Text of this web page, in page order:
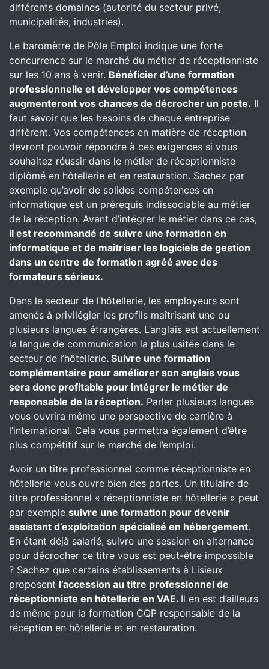
différents domaines (autorité du secteur privé,
municipalités, industries).
Le baromètre de Pôle Emploi indique une forte
concurrence sur le marché du métier de réceptionniste
sur les 10 ans à venir. Bénéficier d’une formation
professionnelle et développer vos compétences
augmenteront vos chances de décrocher un poste. Il
faut savoir que les besoins de chaque entreprise
diffèrent. Vos compétences en matière de réception
devront pouvoir répondre à ces exigences si vous
souhaitez réussir dans le métier de réceptionniste
diplômé en hôtellerie et en restauration. Sachez par
exemple qu’avoir de solides compétences en
informatique est un prérequis indissociable au métier
de la réception. Avant d’intégrer le métier dans ce cas,
il est recommandé de suivre une formation en
informatique et de maitriser les logiciels de gestion
dans un centre de formation agréé avec des
formateurs sérieux.
Dans le secteur de l’hôtellerie, les employeurs sont
amenés à privilégier les profils maîtrisant une ou
plusieurs langues étrangères. L’anglais est actuellement
la langue de communication la plus usitée dans le
secteur de l’hôtellerie. Suivre une formation
complémentaire pour améliorer son anglais vous
sera donc profitable pour intégrer le métier de
responsable de la réception. Parler plusieurs langues
vous ouvrira même une perspective de carrière à
l’international. Cela vous permettra également d’être
plus compétitif sur le marché de l’emploi.
Avoir un titre professionnel comme réceptionniste en
hôtellerie vous ouvre bien des portes. Un titulaire de
titre professionnel « réceptionniste en hôtellerie » peut
par exemple suivre une formation pour devenir
assistant d’exploitation spécialisé en hébergement.
En étant déjà salarié, suivre une session en alternance
pour décrocher ce titre vous est peut-être impossible
? Sachez que certains établissements à Lisieux
proposent l’accession au titre professionnel de
réceptionniste en hôtellerie en VAE. Il en est d’ailleurs
de même pour la formation CQP responsable de la
réception en hôtellerie et en restauration.